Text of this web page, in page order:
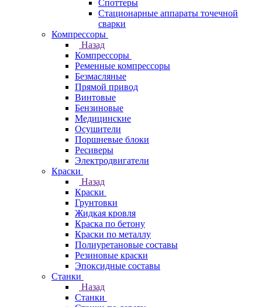
Споттеры
Стационарные аппараты точечной
сварки
Компрессоры
Назад
Компрессоры
Ременные компрессоры
Безмасляные
Прямой привод
Винтовые
Бензиновые
Медицинские
Осушители
Поршневые блоки
Ресиверы
Электродвигатели
Краски
Назад
Краски
Грунтовки
Жидкая кровля
Краска по бетону
Краски по металлу
Полиуретановые составы
Резиновые краски
Эпоксидные составы
Станки
Назад
Станки